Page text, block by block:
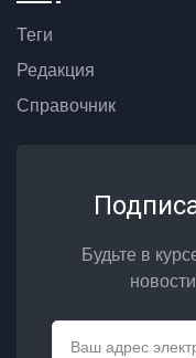
Теги
Редакция
Справочник
Будьте в